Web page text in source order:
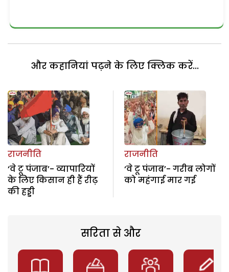
और कहानियां पढ़ने के लिए क्लिक करें...
राजनीति
‘वे टू पंजाब’- व्यापारियों
के लिए किसान ही हैं रीढ़
की हड्डी
राजनीति
‘वे टू पंजाब’- गरीब लोगों
को महंगाई मार गई
सरिता से और